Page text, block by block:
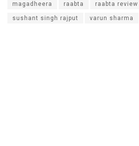
magadheera raabta raabta review
sushant singh rajput varun sharma